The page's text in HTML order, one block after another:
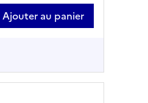
Ajouter au panier